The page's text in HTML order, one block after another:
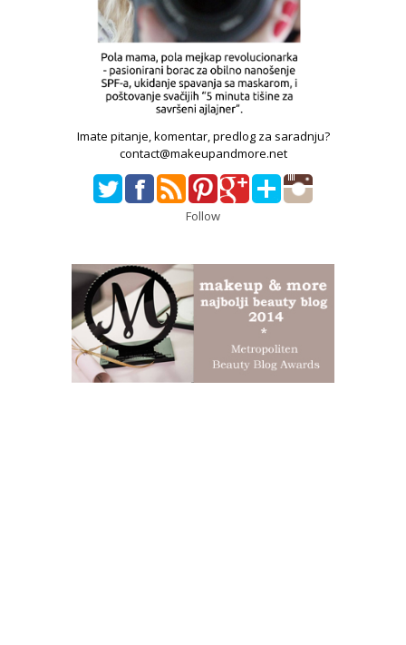
Imate pitanje, komentar, predlog za saradnju?
contact@makeupandmore.net
Follow